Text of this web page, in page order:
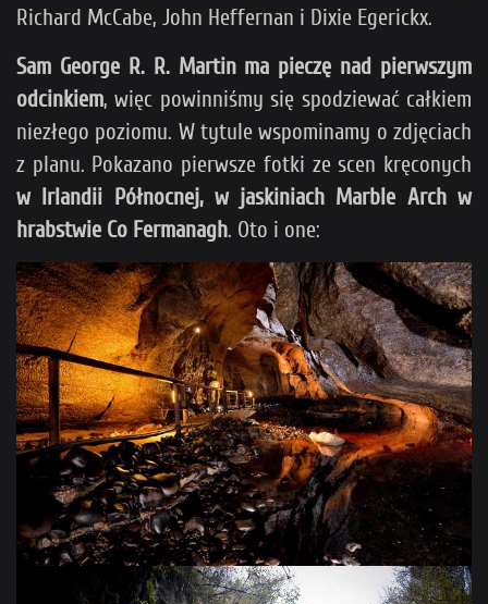
Richard McCabe, John Heffernan i Dixie Egerickx.
Sam George R. R. Martin ma pieczę nad pierwszym
odcinkiem, więc powinniśmy się spodziewać całkiem
niezłego poziomu. W tytule wspominamy o zdjęciach
z planu. Pokazano pierwsze fotki ze scen kręconych
w Irlandii Północnej, w jaskiniach Marble Arch w
hrabstwie Co Fermanagh. Oto i one: